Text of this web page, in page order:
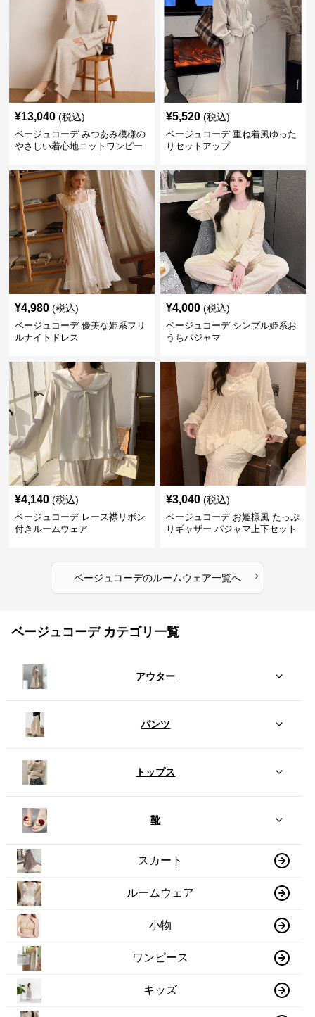
¥13,040 (税込)
ベージュコーデ みつあみ模様の
やさしい着心地ニットワンピー
¥5,520 (税込)
ベージュコーデ 重ね着風ゆった
りセットアップ
¥4,980 (税込)
ベージュコーデ 優美な姫系フリ
ルナイトドレス
¥4,000 (税込)
ベージュコーデ シンプル姫系お
うちパジャマ
¥4,140 (税込)
ベージュコーデ レース襟リボン
付きルームウェア
¥3,040 (税込)
ベージュコーデ お姫様風 たっぷ
りギャザー パジャマ上下セット
ベージュコーデのルームウェア一覧へ ›
ベージュコーデ カテゴリ一覧
アウター
パンツ
トップス
靴
スカート
ルームウェア
小物
ワンピース
キッズ